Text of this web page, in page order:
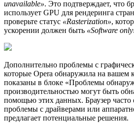
unavailable». Это подтверждает, что
использует GPU для рендеринга
проверьте статус «Rasterization»,
ускорении должен быть «Software
Дополнительно проблемы с
которые Opera обнаружила на вашем
показаны в блоке «Проблемы
производительностью могут быть
помощью этих данных. Браузер часто
проблемы с драйверами или
предлагает потенциальные решения.